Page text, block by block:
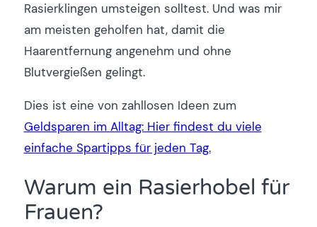
Rasierklingen umsteigen solltest. Und was mir
am meisten geholfen hat, damit die
Haarentfernung angenehm und ohne
Blutvergießen gelingt.
Dies ist eine von zahllosen Ideen zum
Geldsparen im Alltag: Hier findest du viele
einfache Spartipps für jeden Tag.
Warum ein Rasierhobel für
Frauen?